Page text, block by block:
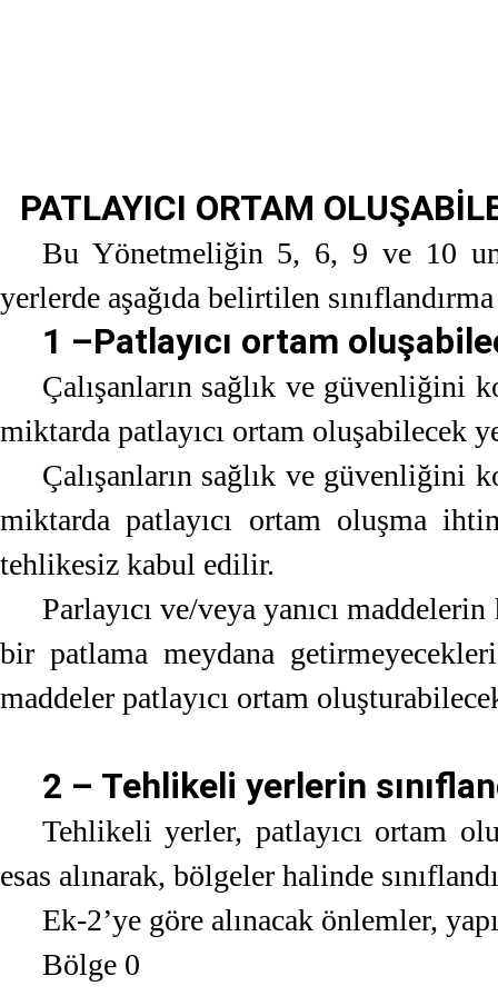
PATLAYICI ORTAM
Bu Yönetmeliğin 5, 6, 9 ve 10
yerlerde aşağıda belirtilen
1 –Patlayıcı ortam
Çalışanların sağlık ve güvenliğini
miktarda patlayıcı ortam oluşabilecek
Çalışanların sağlık ve güvenliğini
miktarda patlayıcı ortam oluşma
tehlikesiz kabul edilir.
Parlayıcı ve/veya yanıcı
bir patlama meydana
maddeler patlayıcı ortam
2 – Tehlikeli yerlerin
Tehlikeli yerler, patlayıcı ortam
esas alınarak, bölgeler halinde
Ek-2’ye göre alınacak önlemler,
Bölge 0